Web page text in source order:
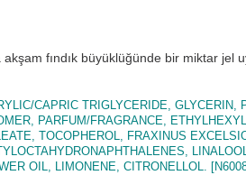
fındık büyüklüğünde bir miktar
CAPRIC TRIGLYCERIDE,
PARFUM/FRAGRANCE,
TOCOPHEROL, FRAXINUS
OIL, LIMONENE, CITRONELLOL.